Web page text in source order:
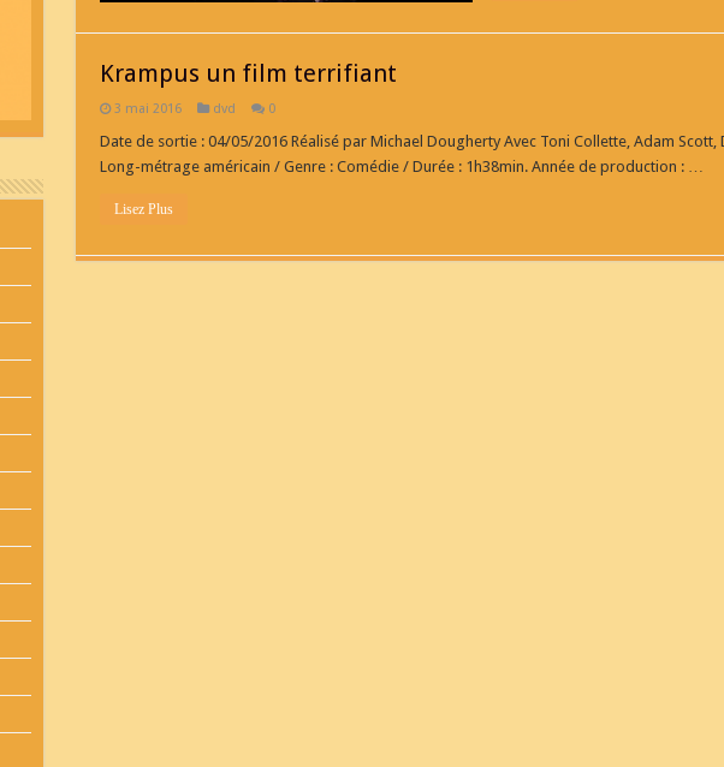
Krampus un film terrifiant
3 mai 2016 dvd 0
Date de sortie : 04/05/2016 Réalisé par Michael Dougherty Avec Toni Collette, Adam Scott,
Long-métrage américain / Genre : Comédie / Durée : 1h38min. Année de production : …
Lisez Plus